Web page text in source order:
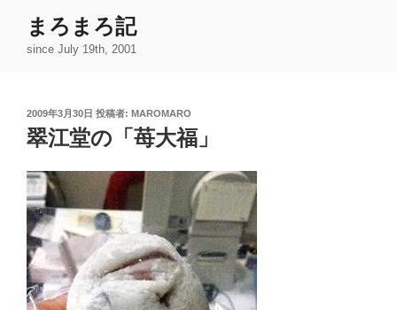
まろまろ記
since July 19th, 2001
投
稿
日:
2009年3月30日 投稿者: MAROMARO
翠江堂の「苺大福」